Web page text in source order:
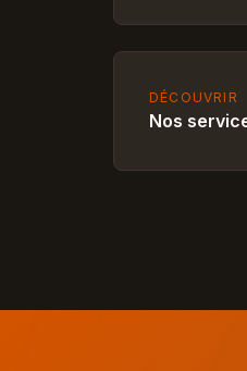
DÉCOUVRIR
Nos